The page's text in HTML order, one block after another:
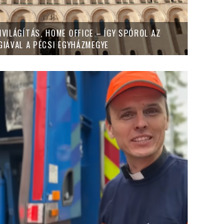
HOME OFFICE – ÍGY SPÓROL AZ
A PÉCSI EGYHÁZMEGYE